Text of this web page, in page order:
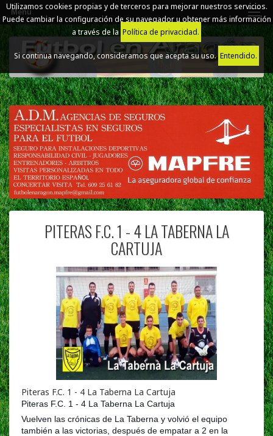
Utilizamos cookies propias y de terceros para mejorar nuestros servicios.
Puede cambiar la configuración de su navegador u obtener más información
a través de la Política de privacidad.
Si continua navegando, consideramos que acepta su uso.Entendido.
Menú
PITERAS F.C. 1 - 4 LA TABERNA LA
CARTUJA
Piteras F.C. 1 - 4 La Taberna La Cartuja
Piteras F.C. 1 - 4 La Taberna La Cartuja
Vuelven las crónicas de La Taberna y volvió el equipo
también a las victorias, después de empatar a 2 en la